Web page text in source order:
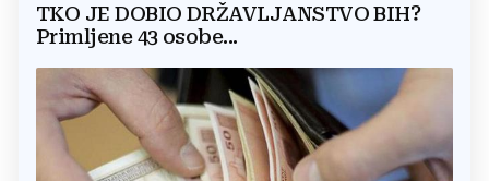
TKO JE DOBIO DRŽAVLJANSTVO BIH?
Primljene 43 osobe...